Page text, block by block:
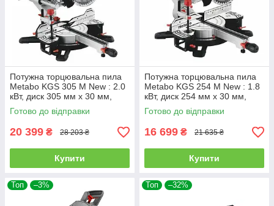
Потужна торцювальна пила
Metabo KGS 305 M New : 2.0
кВт, диск 305 мм х 30 мм,
613305000
Готово до відправки
20 399 ₴ 28 203 ₴
Купити
Потужна торцювальна пила
Metabo KGS 254 M New : 1.8
кВт, диск 254 мм х 30 мм,
613254000
Готово до відправки
16 699 ₴ 21 635 ₴
Купити
Топ –3% Топ –32%